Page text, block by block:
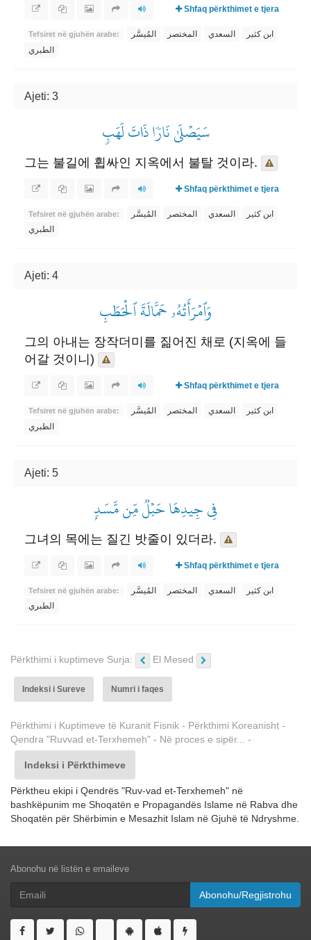
Shfaq përkthimet e tjera
Tefsiret në gjuhën arabe: المُيسَّر المختصر السعدي
ابن كثير
الطبري
Ajeti: 3
سَيَصۡلَىٰ نَارٗا ذَاتَ لَهَبٖ
그는 불길에 휩싸인 지옥에서 불탈 것이라.
Shfaq përkthimet e tjera
Tefsiret në gjuhën arabe: المُيسَّر المختصر السعدي
ابن كثير
الطبري
Ajeti: 4
وَٱمۡرَأَتُهُۥ حَمَّالَةَ ٱلۡحَطَبِ
그의 아내는 장작더미를 짊어진 채로 (지옥에 들
어갈 것이니)
Shfaq përkthimet e tjera
Tefsiret në gjuhën arabe: المُيسَّر المختصر السعدي
ابن كثير
الطبري
Ajeti: 5
فِي جِيدِهَا حَبۡلٞ مِّن مَّسَدِۭ
그녀의 목에는 질긴 밧줄이 있더라.
Shfaq përkthimet e tjera
Tefsiret në gjuhën arabe: المُيسَّر المختصر السعدي
ابن كثير
الطبري
Përkthimi i kuptimeve Surja: El Mesed
Indeksi i Sureve Numri i faqes
Përkthimi i Kuptimeve të Kuranit Fisnik - Përkthimi Koreanisht -
Qendra "Ruvvad et-Terxhemeh" - Në proces e sipër... -
Indeksi i Përkthimeve
Përktheu ekipi i Qendrës "Ruv-vad et-Terxhemeh" në
bashkëpunim me Shoqatën e Propagandës Islame në Rabva dhe
Shoqatën për Shërbimin e Mesazhit Islam në Gjuhë të Ndryshme.
Abonohu në listën e emaileve
Abonohu/Regjistrohu